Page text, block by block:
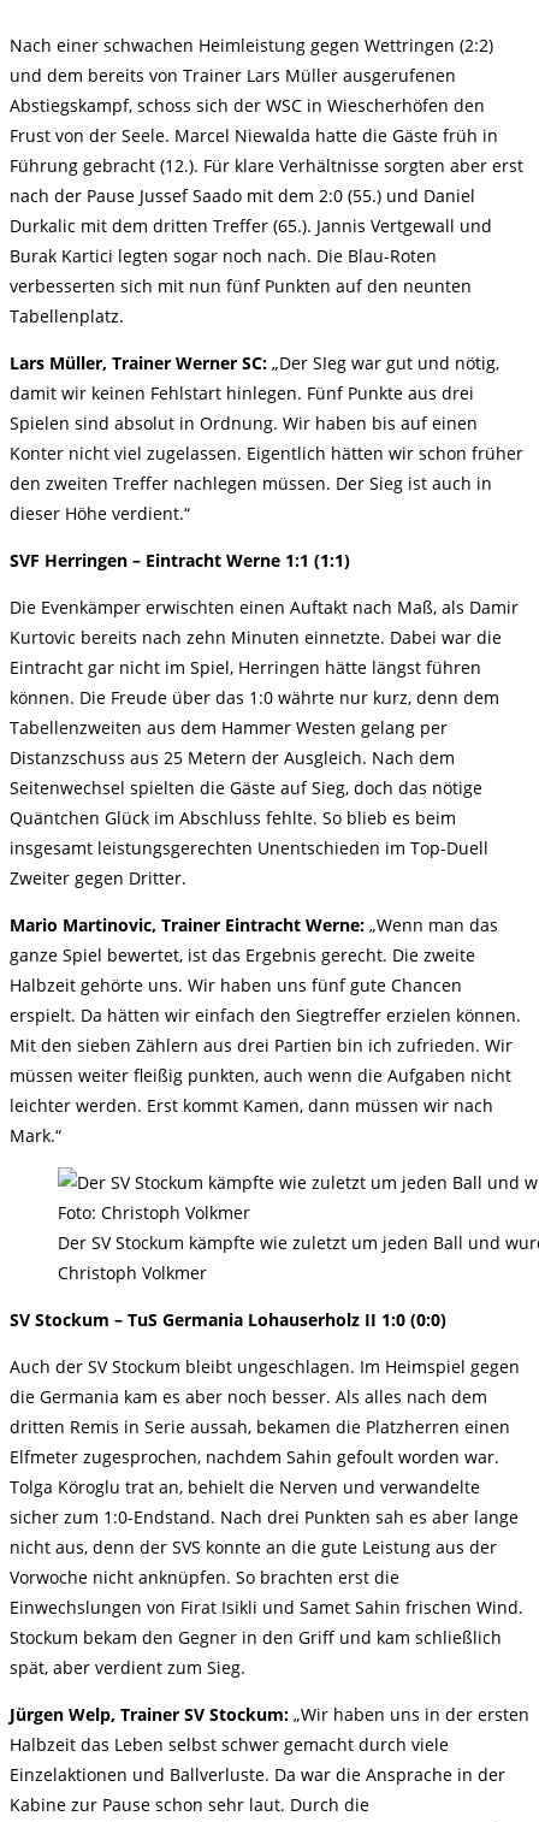
Nach einer schwachen Heimleistung gegen Wettringen (2:2)
und dem bereits von Trainer Lars Müller ausgerufenen
Abstiegskampf, schoss sich der WSC in Wiescherhöfen den
Frust von der Seele. Marcel Niewalda hatte die Gäste früh in
Führung gebracht (12.). Für klare Verhältnisse sorgten aber erst
nach der Pause Jussef Saado mit dem 2:0 (55.) und Daniel
Durkalic mit dem dritten Treffer (65.). Jannis Vertgewall und
Burak Kartici legten sogar noch nach. Die Blau-Roten
verbesserten sich mit nun fünf Punkten auf den neunten
Tabellenplatz.
Lars Müller, Trainer Werner SC: „Der SIeg war gut und nötig,
damit wir keinen Fehlstart hinlegen. Fünf Punkte aus drei
Spielen sind absolut in Ordnung. Wir haben bis auf einen
Konter nicht viel zugelassen. Eigentlich hätten wir schon früher
den zweiten Treffer nachlegen müssen. Der Sieg ist auch in
dieser Höhe verdient.“
SVF Herringen – Eintracht Werne 1:1 (1:1)
Die Evenkämper erwischten einen Auftakt nach Maß, als Damir
Kurtovic bereits nach zehn Minuten einnetzte. Dabei war die
Eintracht gar nicht im Spiel, Herringen hätte längst führen
können. Die Freude über das 1:0 währte nur kurz, denn dem
Tabellenzweiten aus dem Hammer Westen gelang per
Distanzschuss aus 25 Metern der Ausgleich. Nach dem
Seitenwechsel spielten die Gäste auf Sieg, doch das nötige
Quäntchen Glück im Abschluss fehlte. So blieb es beim
insgesamt leistungsgerechten Unentschieden im Top-Duell
Zweiter gegen Dritter.
Mario Martinovic, Trainer Eintracht Werne: „Wenn man das
ganze Spiel bewertet, ist das Ergebnis gerecht. Die zweite
Halbzeit gehörte uns. Wir haben uns fünf gute Chancen
erspielt. Da hätten wir einfach den Siegtreffer erzielen können.
Mit den sieben Zählern aus drei Partien bin ich zufrieden. Wir
müssen weiter fleißig punkten, auch wenn die Aufgaben nicht
leichter werden. Erst kommt Kamen, dann müssen wir nach
Mark.“
Der SV Stockum kämpfte wie zuletzt um jeden Ball und
Christoph Volkmer
SV Stockum – TuS Germania Lohauserholz II 1:0 (0:0)
Auch der SV Stockum bleibt ungeschlagen. Im Heimspiel gegen
die Germania kam es aber noch besser. Als alles nach dem
dritten Remis in Serie aussah, bekamen die Platzherren einen
Elfmeter zugesprochen, nachdem Sahin gefoult worden war.
Tolga Köroglu trat an, behielt die Nerven und verwandelte
sicher zum 1:0-Endstand. Nach drei Punkten sah es aber lange
nicht aus, denn der SVS konnte an die gute Leistung aus der
Vorwoche nicht anknüpfen. So brachten erst die
Einwechslungen von Firat Isikli und Samet Sahin frischen Wind.
Stockum bekam den Gegner in den Griff und kam schließlich
spät, aber verdient zum Sieg.
Jürgen Welp, Trainer SV Stockum: „Wir haben uns in der ersten
Halbzeit das Leben selbst schwer gemacht durch viele
Einzelaktionen und Ballverluste. Da war die Ansprache in der
Kabine zur Pause schon sehr laut. Durch die